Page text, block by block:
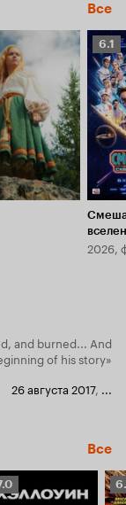
Все
6.1
6.1
2026,
and burned... And
of his story»
26 августа 2017, ...
Все